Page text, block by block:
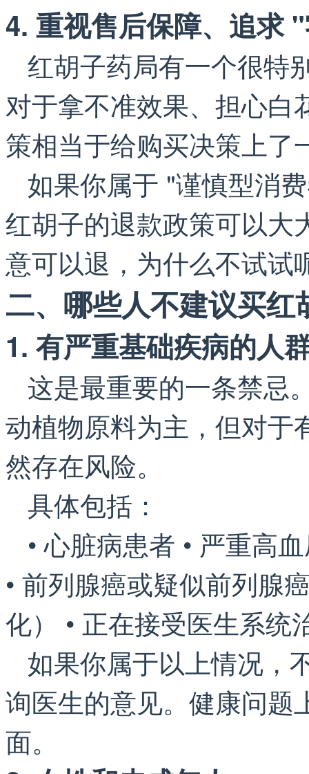
4. 重视售后保障、追求
红胡子药局有一个很
对于拿不准效果、担心白
策相当于给购买决策上了
如果你属于 "谨慎型消
红胡子的退款政策可以大
意可以退，为什么不试试
二、哪些人不建议买红
1. 有严重基础疾病的人
这是最重要的一条禁忌
动植物原料为主，但对于
然存在风险。
具体包括：
• 心脏病患者 • 严重高
• 前列腺癌或疑似前列腺
化） • 正在接受医生系统
如果你属于以上情况，
询医生的意见。健康问
面。